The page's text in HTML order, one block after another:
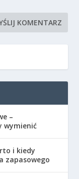
–
wymienić
i kiedy
zapasowego